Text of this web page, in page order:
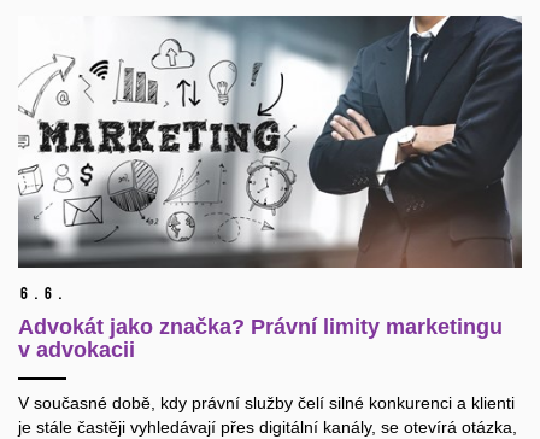
6. 6.
Advokát jako značka? Právní limity marketingu
v advokacii
V současné době, kdy právní služby čelí silné konkurenci a klienti
je stále častěji vyhledávají přes digitální kanály, se otevírá otázka,